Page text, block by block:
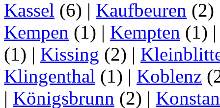
Kassel (6) | Kaufbeuren (2)
Kempen (1) | Kempten (1)
(1) | Kissing (2) |
Klingenthal (1) | Koblenz
| Königsbrunn (2) |